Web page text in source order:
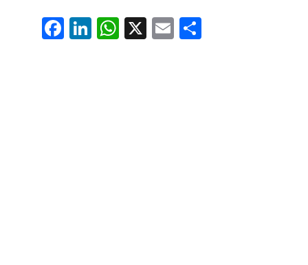
Fa
ce
Li
nk
W
ha
X E
m
Pa
rt